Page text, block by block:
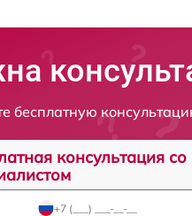
бесплатную
консультация со